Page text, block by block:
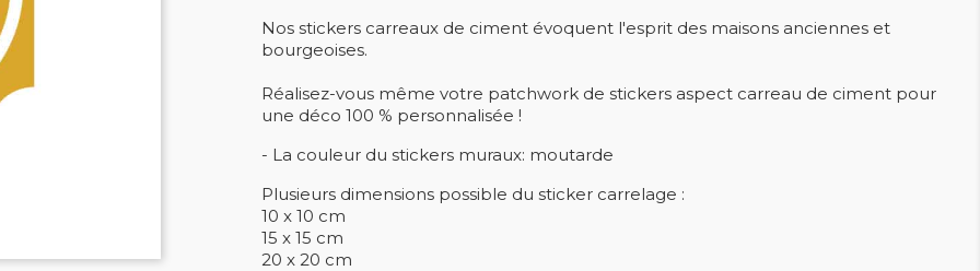
Nos stickers carreaux de ciment évoquent l'esprit des maisons anciennes et
bourgeoises.
Réalisez-vous même votre patchwork de stickers aspect carreau de ciment pour
une déco 100 % personnalisée !
- La couleur du stickers muraux: moutarde
Plusieurs dimensions possible du sticker carrelage :
10 x 10 cm
15 x 15 cm
20 x 20 cm